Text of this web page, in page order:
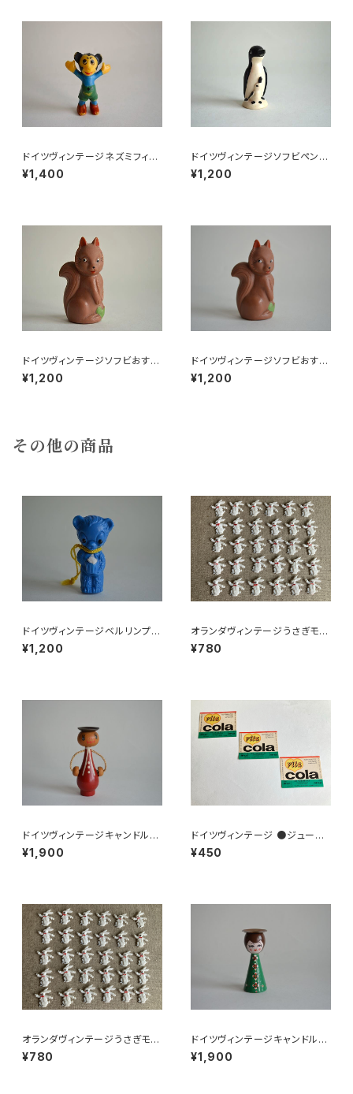
ドイツヴィンテージネズミフィギ
ュアa
¥1,400
ドイツヴィンテージソフビペンギ
ンの親子
¥1,200
ドイツヴィンテージソフビおすま
しネコ？B7
¥1,200
ドイツヴィンテージソフビおすま
しネコ？32
¥1,200
その他の商品
ドイツヴィンテージベルリンプラ
ベア青215
¥1,200
オランダヴィンテージうさぎモチ
ーフプラパーツ30個セットNo16
2
¥780
ドイツヴィンテージキャンドルホ
ルダーにっこり赤
¥1,900
ドイツヴィンテージ ●ジュース
ラベル3枚組●vitacolaビタコ
ーラ
¥450
オランダヴィンテージうさぎモチ
ーフプラパーツ30個セットNo15
1
¥780
ドイツヴィンテージキャンドルホ
ルダー緑
¥1,900